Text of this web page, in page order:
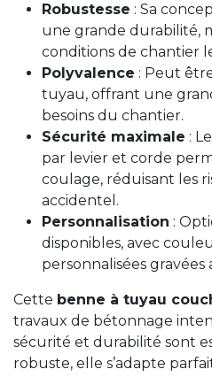
Robustesse : Sa
une grande durabilité,
conditions de chantier
Polyvalence : Peut
tuyau, offrant une
besoins du chantier.
Sécurité maximale :
par levier et corde
coulage, réduisant les
accidentel.
Personnalisation :
disponibles, avec
personnalisées gravées
Cette benne à tuyau
travaux de bétonnage
sécurité et durabilité sont
robuste, elle s’adapte